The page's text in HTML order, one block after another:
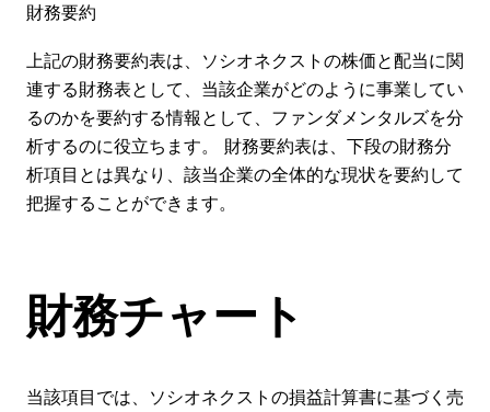
財務要約
上記の財務要約表は、ソシオネクストの株価と配当に関
連する財務表として、当該企業がどのように事業してい
るのかを要約する情報として、ファンダメンタルズを分
析するのに役立ちます。 財務要約表は、下段の財務分
析項目とは異なり、該当企業の全体的な現状を要約して
把握することができます。
財務チャート
当該項目では、ソシオネクストの損益計算書に基づく売